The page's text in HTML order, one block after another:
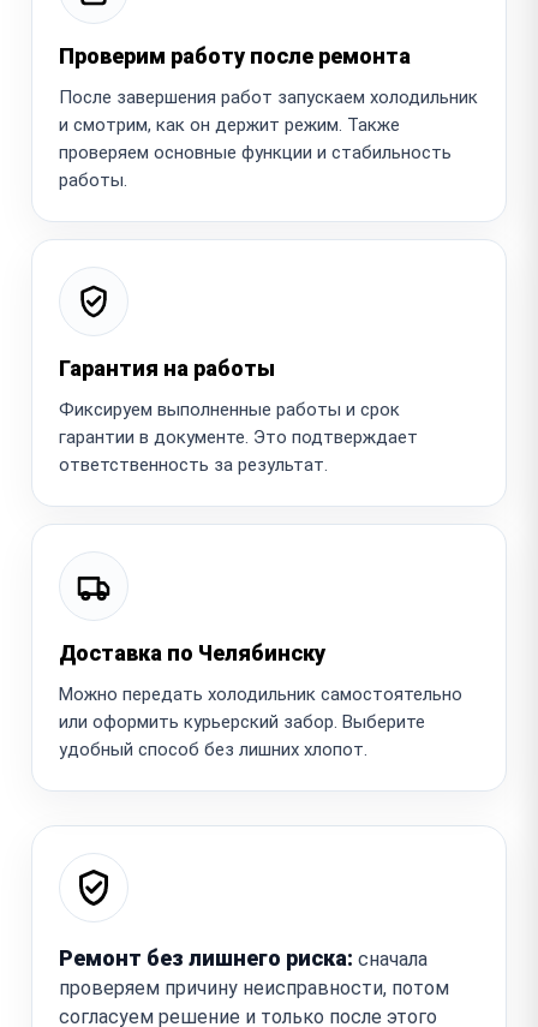
Проверим работу после ремонта
После завершения работ запускаем холодильник
и смотрим, как он держит режим. Также
проверяем основные функции и стабильность
работы.
Гарантия на работы
Фиксируем выполненные работы и срок
гарантии в документе. Это подтверждает
ответственность за результат.
Доставка по Челябинску
Можно передать холодильник самостоятельно
или оформить курьерский забор. Выберите
удобный способ без лишних хлопот.
Ремонт без лишнего риска: сначала
проверяем причину неисправности, потом
согласуем решение и только после этого